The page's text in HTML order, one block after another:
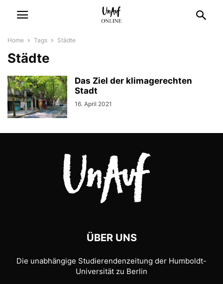
Home Tags Städte
Städte
Das Ziel der klimagerechten
Stadt
16. April 2021
ÜBER UNS
Die unabhängige Studierendenzeitung der Humboldt-
Universität zu Berlin